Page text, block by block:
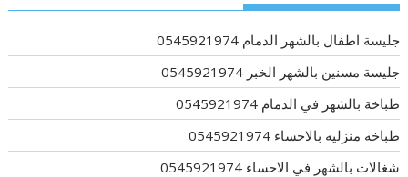
جليسة اطفال بالشهر الدمام 0545921974
جليسة مسنين بالشهر الخبر 0545921974
طباخة بالشهر في الدمام 0545921974
طباخه منزليه بالاحساء 0545921974
شغالات بالشهر في الاحساء 0545921974